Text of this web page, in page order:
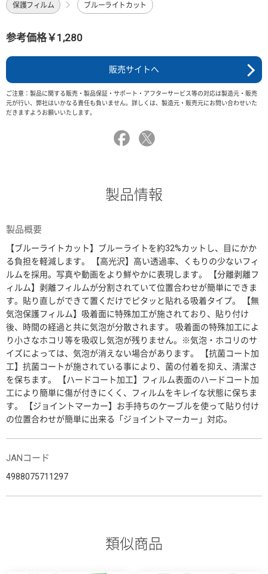
保護フィルム ブルーライトカット
参考価格￥1,280
販売サイトへ
ご注意：製品に関する販売・製品保証・サポート・アフターサービス等の対応は製造元・販売
元が行い、弊社はいかなる責任も負いません。詳しくは、製造元・販売元にお問い合わせいた
だきますようお願いいたします。
製品情報
製品概要
【ブルーライトカット】ブルーライトを約32%カットし、目にかか
る負担を軽減します。 【高光沢】高い透過率、くもりの少ないフィ
ルムを採用。写真や動画をより鮮やかに表現します。 【分離剥離フ
ィルム】剥離フィルムが分割されていて位置合わせが簡単にできま
す。貼り直しができて置くだけでピタッと貼れる吸着タイプ。 【無
気泡保護フィルム】吸着面に特殊加工が施されており、貼り付け
後、時間の経過と共に気泡が分散されます。 吸着面の特殊加工によ
り小さなホコリ等を吸収し気泡が残りません。※気泡・ホコリのサ
イズによっては、気泡が消えない場合があります。 【抗菌コート加
工】抗菌コートが施されている事により、菌の付着を抑え、清潔さ
を保ちます。 【ハードコート加工】フィルム表面のハードコート加
工により簡単に傷が付きにくく、フィルムをキレイな状態に保ちま
す。 【ジョイントマーカー】お手持ちのケーブルを使って貼り付け
の位置合わせが簡単に出来る「ジョイントマーカー」対応。
JANコード
4988075711297
類似商品